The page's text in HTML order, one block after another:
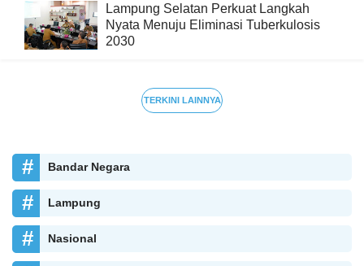
Lampung Selatan Perkuat Langkah
Nyata Menuju Eliminasi Tuberkulosis
2030
TERKINI LAINNYA
Bandar Negara
Lampung
Nasional